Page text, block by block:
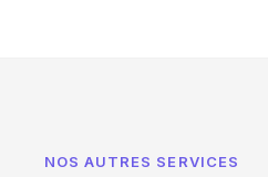
NOS AUTRES SERVICES